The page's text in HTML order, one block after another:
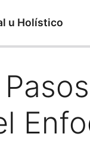
u Holístico